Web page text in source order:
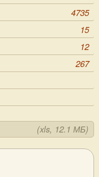
4735
15
12
267
(xls, 12.1 МБ)